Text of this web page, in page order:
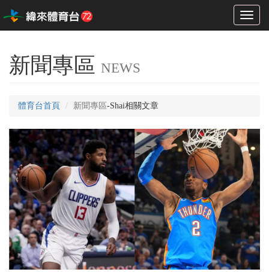
Toggle
新聞專區 NEWS
體育台首頁 新聞專區-Shai相關文章